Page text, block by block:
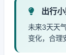
出行
未来3天天
变化，合理